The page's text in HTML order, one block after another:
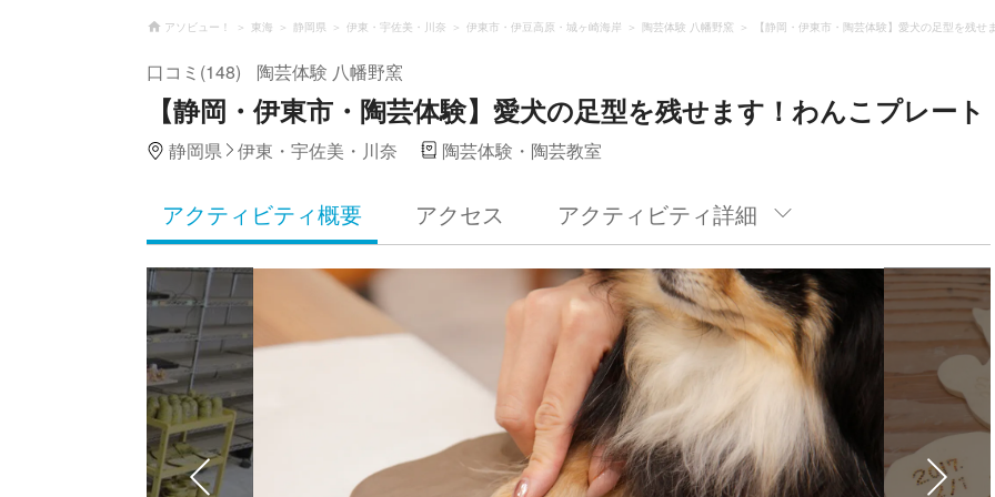
アソビュー！ 東海 静岡県 伊東・宇佐美・川奈 伊東市・伊豆高原・城ヶ崎海岸 陶芸体験 八幡野窯 【静岡・伊東市・陶芸体験】愛犬の足型を残せ
口コミ(148) 陶芸体験 八幡野窯
【静岡・伊東市・陶芸体験】愛犬の足型を残せます！わんこプレート
静岡県 伊東・宇佐美・川奈 陶芸体験・陶芸教室
アクティビティ概要 アクセス アクティビティ詳細